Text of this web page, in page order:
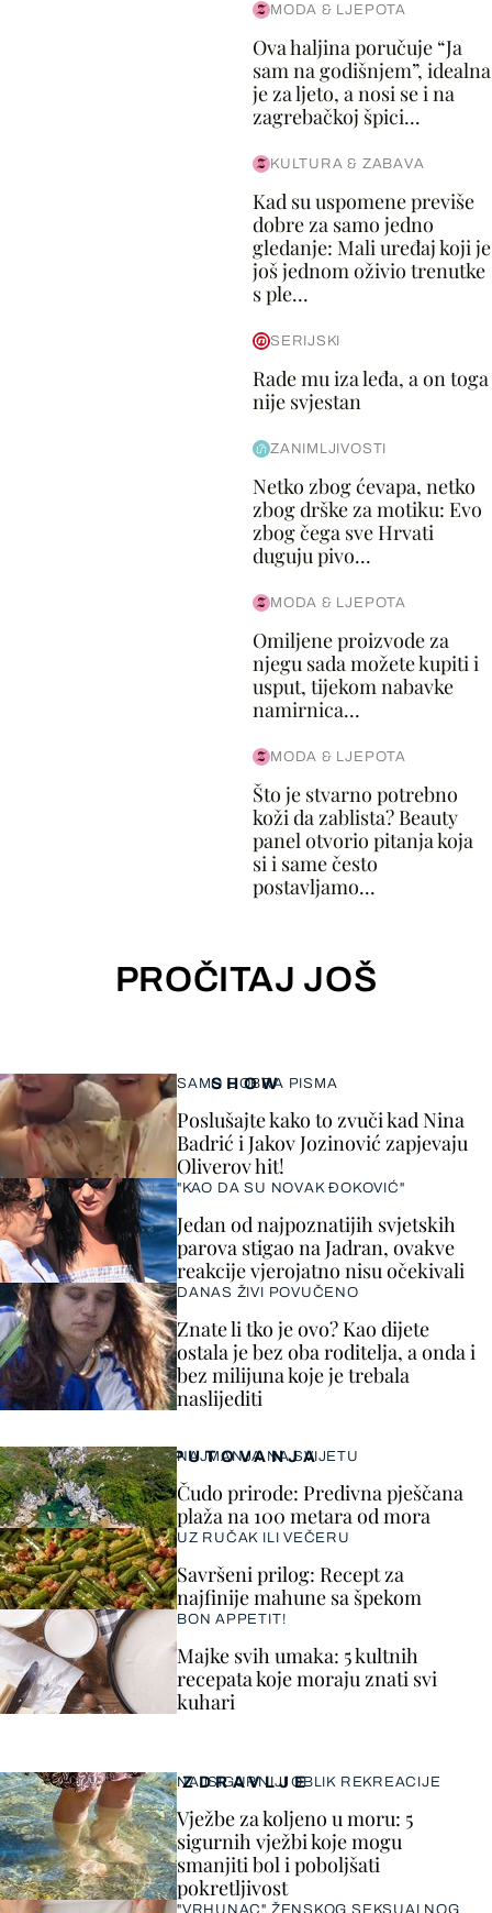
MODA & LJEPOTA
Ova haljina poručuje “Ja
sam na godišnjem”, idealna
je za ljeto, a nosi se i na
zagrebačkoj špici...
KULTURA & ZABAVA
Kad su uspomene previše
dobre za samo jedno
gledanje: Mali uređaj koji je
još jednom oživio trenutke
s ple...
SERIJSKI
Rade mu iza leđa, a on toga
nije svjestan
ZANIMLJIVOSTI
Netko zbog ćevapa, netko
zbog drške za motiku: Evo
zbog čega sve Hrvati
duguju pivo...
MODA & LJEPOTA
Omiljene proizvode za
njegu sada možete kupiti i
usput, tijekom nabavke
namirnica...
MODA & LJEPOTA
Što je stvarno potrebno
koži da zablista? Beauty
panel otvorio pitanja koja
si i same često
postavljamo...
PROČITAJ JOŠ
SHOW
SAMO DOBRA PISMA
Poslušajte kako to zvuči kad Nina
Badrić i Jakov Jozinović zapjevaju
Oliverov hit!
"KAO DA SU NOVAK ĐOKOVIĆ"
Jedan od najpoznatijih svjetskih
parova stigao na Jadran, ovakve
reakcije vjerojatno nisu očekivali
DANAS ŽIVI POVUČENO
Znate li tko je ovo? Kao dijete
ostala je bez oba roditelja, a onda i
bez milijuna koje je trebala
naslijediti
ZDRAVLJE
NAJSIGURNIJI OBLIK REKREACIJE
Vježbe za koljeno u moru: 5
sigurnih vježbi koje mogu
smanjiti bol i poboljšati
pokretljivost
"VRHUNAC" ŽENSKOG SEKSUALNOG
PUTOVANJA
NAJMANJA NA SVIJETU
Čudo prirode: Predivna pješčana
plaža na 100 metara od mora
UZ RUČAK ILI VEČERU
Savršeni prilog: Recept za
najfinije mahune sa špekom
BON APPETIT!
Majke svih umaka: 5 kultnih
recepata koje moraju znati svi
kuhari